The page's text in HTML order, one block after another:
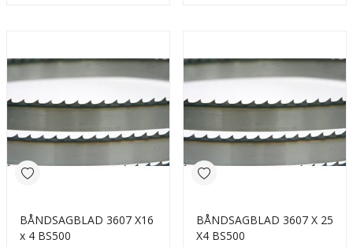
BÅNDSAGBLAD 3607 X16
x 4 BS500
BÅNDSAGBLAD 3607 X 25
X4 BS500